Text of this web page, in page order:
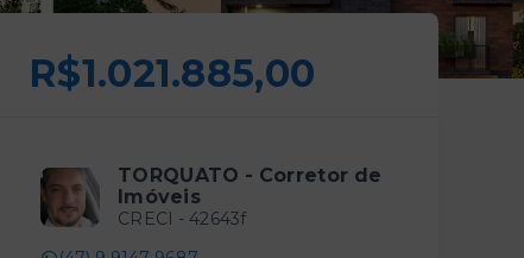
R$1.021.885,00
TORQUATO - Corretor de
Imóveis
CRECI - 42643f